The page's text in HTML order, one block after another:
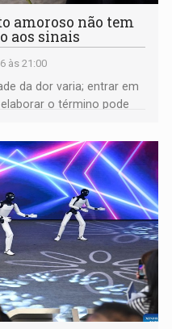
amoroso não tem
aos sinais
às 21:00
da dor varia; entrar em
o término pode